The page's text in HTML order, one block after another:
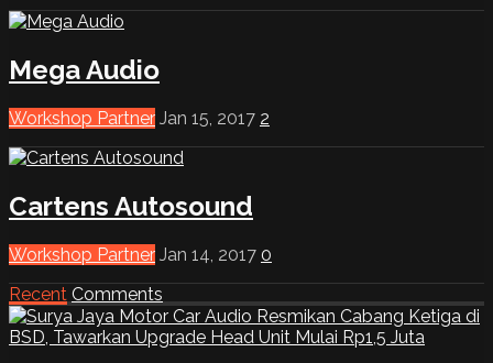
Mega Audio
Workshop Partner Jan 15, 2017 2
Cartens Autosound
Workshop Partner Jan 14, 2017 0
Recent Comments